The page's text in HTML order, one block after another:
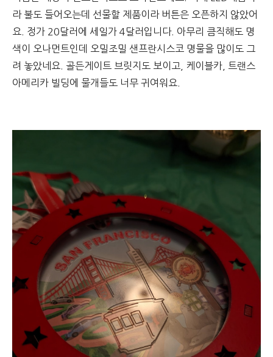
라 불도 들어오는데 선물할 제품이라 버튼은 오픈하지 않았어
요. 정가 20달러에 세일가 4달러입니다. 아무리 큼직해도 명
색이 오나먼트인데 오밀조밀 샌프란시스코 명물을 많이도 그
려 놓았네요. 골든게이트 브릿지도 보이고, 케이블카, 트랜스
아메리카 빌딩에 물개들도 너무 귀여워요.